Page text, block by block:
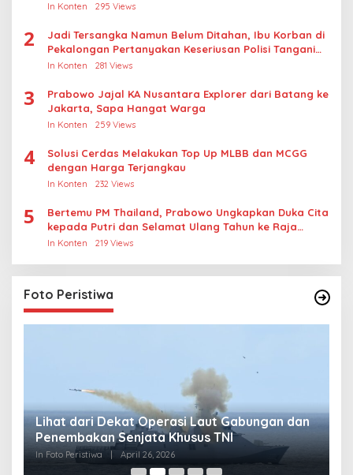
In Konten 295 Views
2
Jadi Tersangka Namun Belum Ditahan, Ibu Korban di
Pekalongan Pertanyakan Keseriusan Polisi Tangani
Kasus Rudapksa Sampai Anaknya Hamil
In Konten 281 Views
3
Prabowo Jajal KA Nusantara Explorer dari Batang ke
Jakarta, Sapa Hangat Warga
In Konten 259 Views
4
Solusi Cerdas Melakukan Top Up MLBB dan MCGG
dengan Harga Terjangkau
In Konten 232 Views
5
Bertemu PM Thailand, Prabowo Ungkapkan Duka Cita
kepada Putri dan Selamat Ulang Tahun ke Raja
Thailand
In Konten 219 Views
Foto Peristiwa
Lihat dari Dekat Operasi Laut Gabungan dan
Penembakan Senjata Khusus TNI
In Foto Peristiwa April 26, 2026